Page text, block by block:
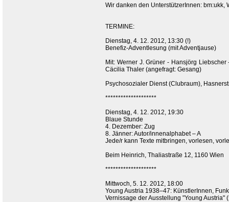
Wir danken den UnterstützerInnen: bm:ukk,
TERMINE:
Dienstag, 4. 12. 2012, 13:30 (!)
Benefiz-Adventlesung (mit Adventjause)
Mit: Werner J. Grüner - Hansjörg
Cäcilia Thaler (angefragt: Gesang)
Psychosozialer Dienst (Clubraum),
********************
Dienstag, 4. 12. 2012, 19:30
Blaue Stunde
4. Dezember: Zug
8. Jänner: Autor/innenalphabet – A
Jede/r kann Texte mitbringen, vorlesen,
Beim Heinrich, Thaliastraße 12, 1160 Wien
********************
Mittwoch, 5. 12. 2012, 18:00
Young Austria 1938–47: KünstlerInnen,
Vernissage der Ausstellung "Young Austria"